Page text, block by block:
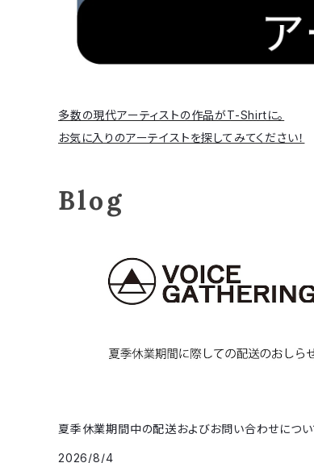
多数の現代アーティストの作品がT-Shirtに。
お気に入りのアーテイストを探してみてください！
Blog
夏季休業期間中の配送およびお問い合わせについ
2026/8/4